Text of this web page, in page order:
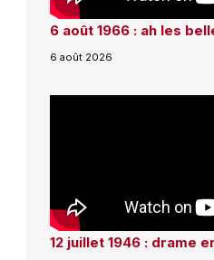
6 août 1966 : ah les
6 août 2026
12 juillet 1946 : drame